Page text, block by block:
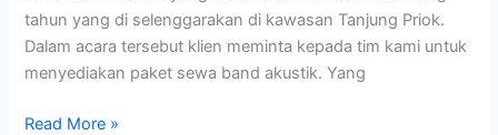
tahun yang di selenggarakan di kawasan Tanjung Priok.
Dalam acara tersebut klien meminta kepada tim kami untuk
menyediakan paket sewa band akustik. Yang
Read More »